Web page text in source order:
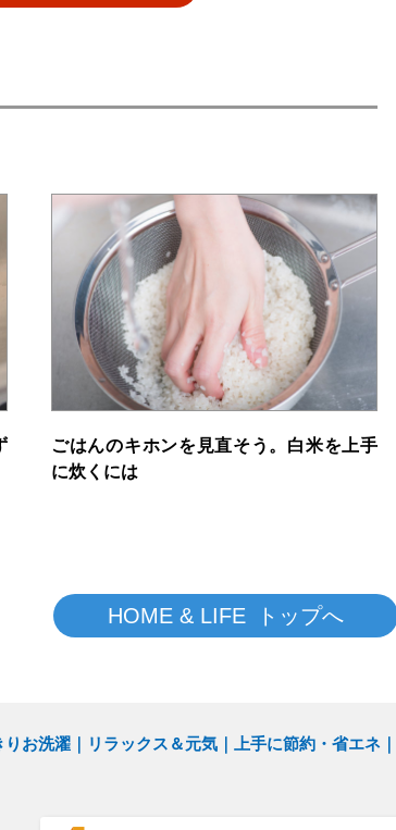
ごはんのキホンを見直そう。白米を上手
に炊くには
HOME & LIFE トップへ
りお洗濯 リラックス＆元気 上手に節約・省エネ